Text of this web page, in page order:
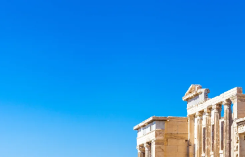
Mit dem Klick auf „geht klar” ermöglichen Sie uns Ihnen
personalisierte Werbung und passende Angebote anzeigen.
« zurück
Ihre Cookie-Präferenzen verwalten
Wählen Sie, welche Cookies Sie auf check24.de akzeptieren.
hier.